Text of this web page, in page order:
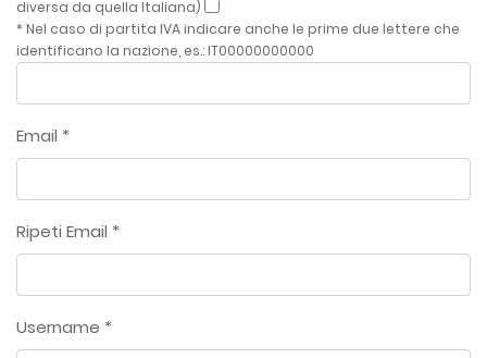
diversa da quella Italiana)
* Nel caso di partita IVA indicare anche le prime due lettere che
identificano la nazione, es.: IT00000000000
Email *
Ripeti Email *
Username *